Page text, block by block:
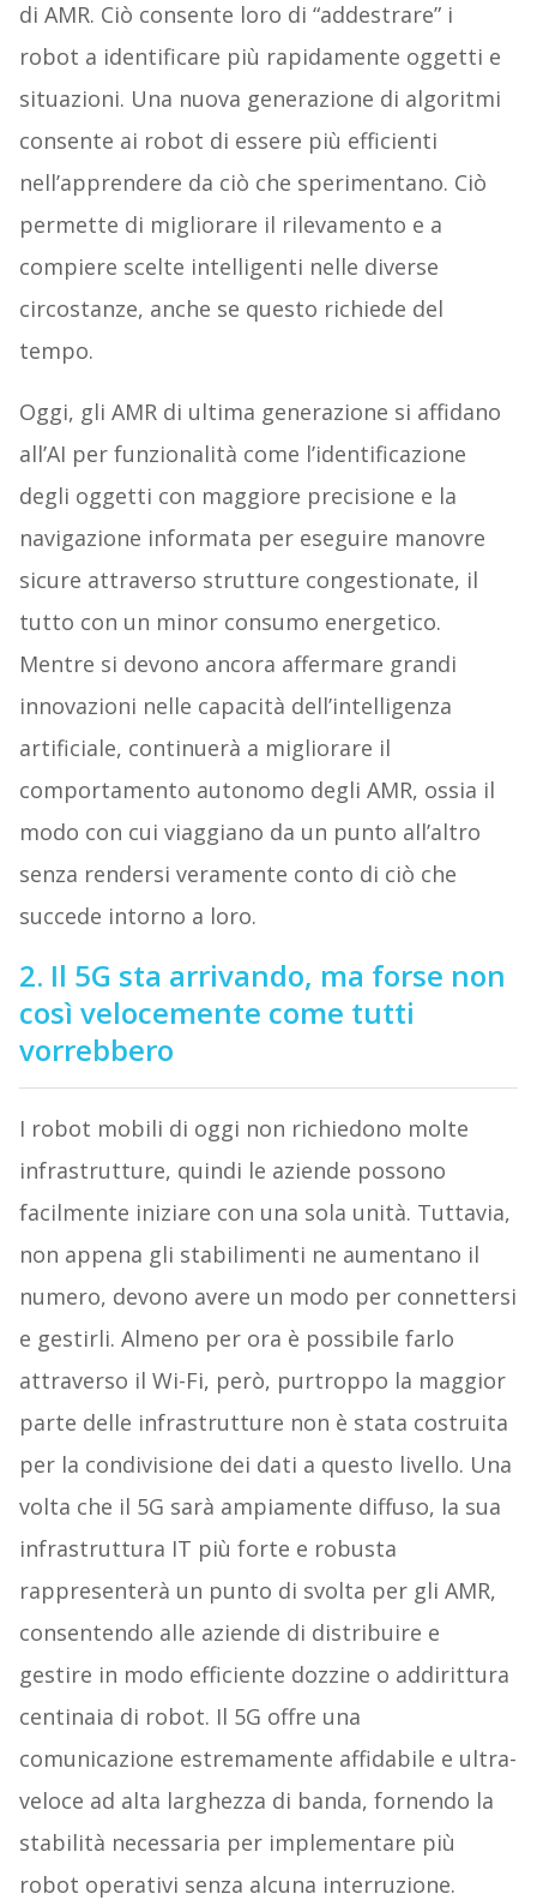
di AMR. Ciò consente loro di “addestrare” i
robot a identificare più rapidamente oggetti e
situazioni. Una nuova generazione di algoritmi
consente ai robot di essere più efficienti
nell’apprendere da ciò che sperimentano. Ciò
permette di migliorare il rilevamento e a
compiere scelte intelligenti nelle diverse
circostanze, anche se questo richiede del
tempo.
Oggi, gli AMR di ultima generazione si affidano
all’AI per funzionalità come l’identificazione
degli oggetti con maggiore precisione e la
navigazione informata per eseguire manovre
sicure attraverso strutture congestionate, il
tutto con un minor consumo energetico.
Mentre si devono ancora affermare grandi
innovazioni nelle capacità dell’intelligenza
artificiale, continuerà a migliorare il
comportamento autonomo degli AMR, ossia il
modo con cui viaggiano da un punto all’altro
senza rendersi veramente conto di ciò che
succede intorno a loro.
2. Il 5G sta arrivando, ma forse non
così velocemente come tutti
vorrebbero
I robot mobili di oggi non richiedono molte
infrastrutture, quindi le aziende possono
facilmente iniziare con una sola unità. Tuttavia,
non appena gli stabilimenti ne aumentano il
numero, devono avere un modo per connettersi
e gestirli. Almeno per ora è possibile farlo
attraverso il Wi-Fi, però, purtroppo la maggior
parte delle infrastrutture non è stata costruita
per la condivisione dei dati a questo livello. Una
volta che il 5G sarà ampiamente diffuso, la sua
infrastruttura IT più forte e robusta
rappresenterà un punto di svolta per gli AMR,
consentendo alle aziende di distribuire e
gestire in modo efficiente dozzine o addirittura
centinaia di robot. Il 5G offre una
comunicazione estremamente affidabile e ultra-
veloce ad alta larghezza di banda, fornendo la
stabilità necessaria per implementare più
robot operativi senza alcuna interruzione.